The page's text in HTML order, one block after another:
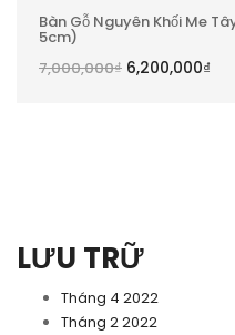
LƯU TRỮ
Tháng 4 2022
Tháng 2 2022
Bàn Gỗ Nguyên Khối Me
5cm)
7,000,000₫ 6,200,000₫